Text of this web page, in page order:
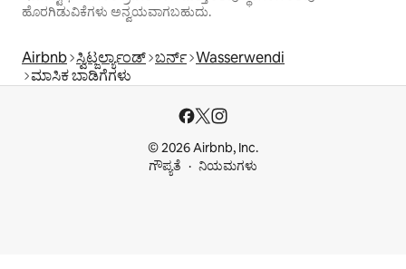
ಹೊರಗಿಡುವಿಕೆಗಳು ಅನ್ವಯವಾಗಬಹುದು.
Airbnb ಸ್ವಿಟ್ಜರ್ಲ್ಯಾಂಡ್ ಬರ್ನ್ Wasserwendi
ಮಾಸಿಕ ಬಾಡಿಗೆಗಳು
© 2026 Airbnb, Inc.
ಗೌಪ್ಯತೆ
ನಿಯಮಗಳು